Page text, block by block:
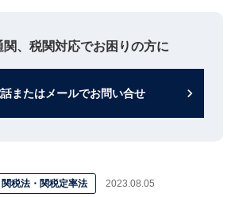
関、税関対応でお困りの方に
またはメールでお問い合せ keyboard_arrow_right
関税法・関税定率法 2023.08.05